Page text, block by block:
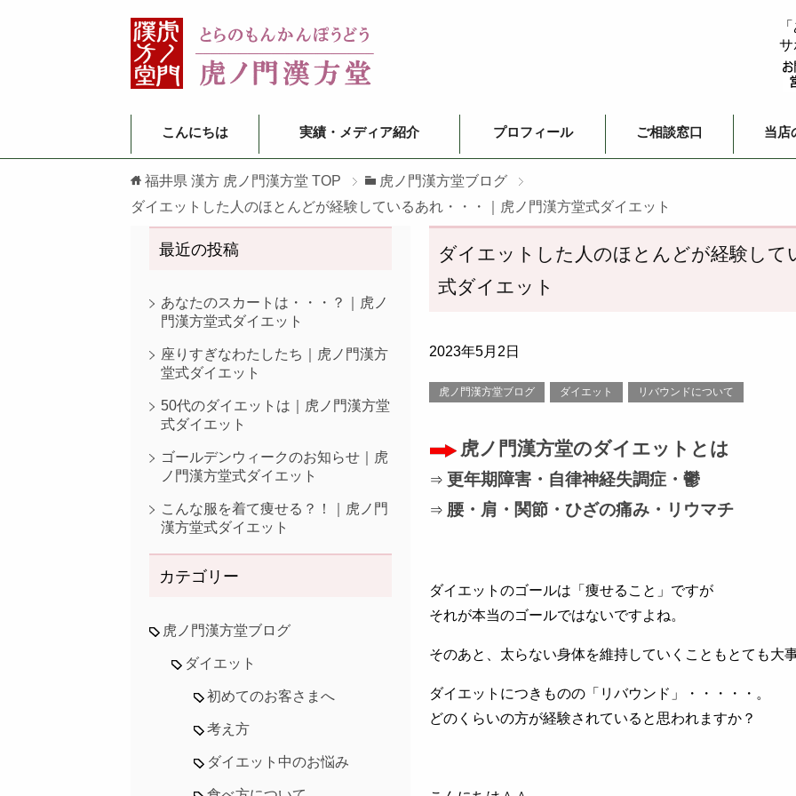
サ
こんにちは 実績・メディア紹介 プロフィール ご相談窓口 当店
福井県 漢方 虎ノ門漢方堂 TOP
虎ノ門漢方堂ブログ
ダイエットした人のほとんどが経験しているあれ・・・｜虎ノ門漢方堂式ダイエット
ダイエットした人のほとんどが経験して
式ダイエット
2023年5月2日
虎ノ門漢方堂ブログ ダイエット リバウンドについて
虎ノ門漢方堂のダイエットとは
⇒ 更年期障害・自律神経失調症・鬱
⇒ 腰・肩・関節・ひざの痛み・リウマチ
ダイエットのゴールは「痩せること」ですが
それが本当のゴールではないですよね。
そのあと、太らない身体を維持していくこともとても大
ダイエットにつきものの「リバウンド」・・・・・。
どのくらいの方が経験されていると思われますか？
最近の投稿
あなたのスカートは・・・？｜虎ノ
門漢方堂式ダイエット
座りすぎなわたしたち｜虎ノ門漢方
堂式ダイエット
50代のダイエットは｜虎ノ門漢方堂
式ダイエット
ゴールデンウィークのお知らせ｜虎
ノ門漢方堂式ダイエット
こんな服を着て痩せる？！｜虎ノ門
漢方堂式ダイエット
カテゴリー
虎ノ門漢方堂ブログ
ダイエット
初めてのお客さまへ
考え方
ダイエット中のお悩み